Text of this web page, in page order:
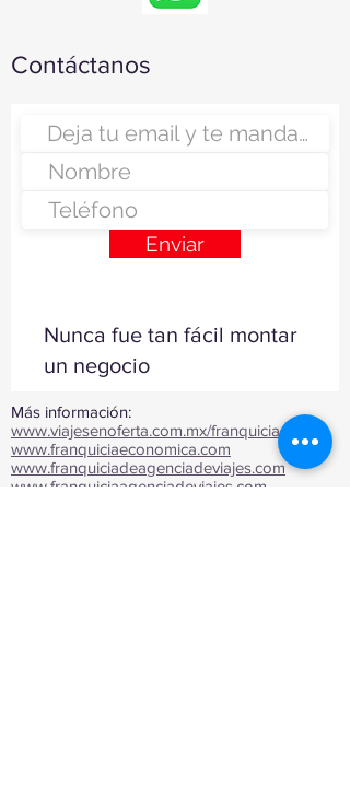
Contáctanos
Enviar
Nunca fue tan fácil montar
un negocio
Más información:
www.viajesenoferta.com.mx/franquicias
www.franquiciaeconomica.com
www.franquiciadeagenciadeviajes.com
www.franquiciaagenciadeviajes.com